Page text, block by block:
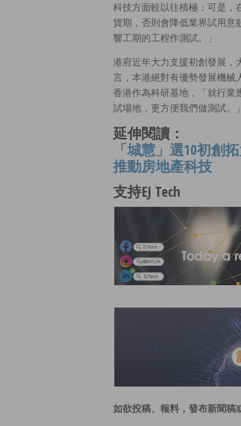
科技方面較以往積極；可是，
貨期，否則會降低業界試用意
響工期的工程作測試。」
港府近年大力支援初創發展，
言，本港絕對有優勢發展機械
香港作為科研基地，「就行業
試場地，更方便我們做測試。」
延伸閱讀：
「城慧」選10初創
推動房地產科技
支持EJ Tech
如欲投稿、報料，發布新聞稿